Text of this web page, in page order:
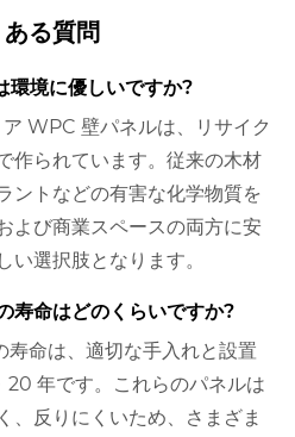
る質問
環境に優しいですか?
WPC 壁パネルは、リサイク
作られています。従来の木材
ントなどの有害な化学物質を
よび商業スペースの両方に安
い選択肢となります。
寿命はどのくらいですか?
命は、適切な手入れと設置
20 年です。これらのパネルは
、反りにくいため、さまざま